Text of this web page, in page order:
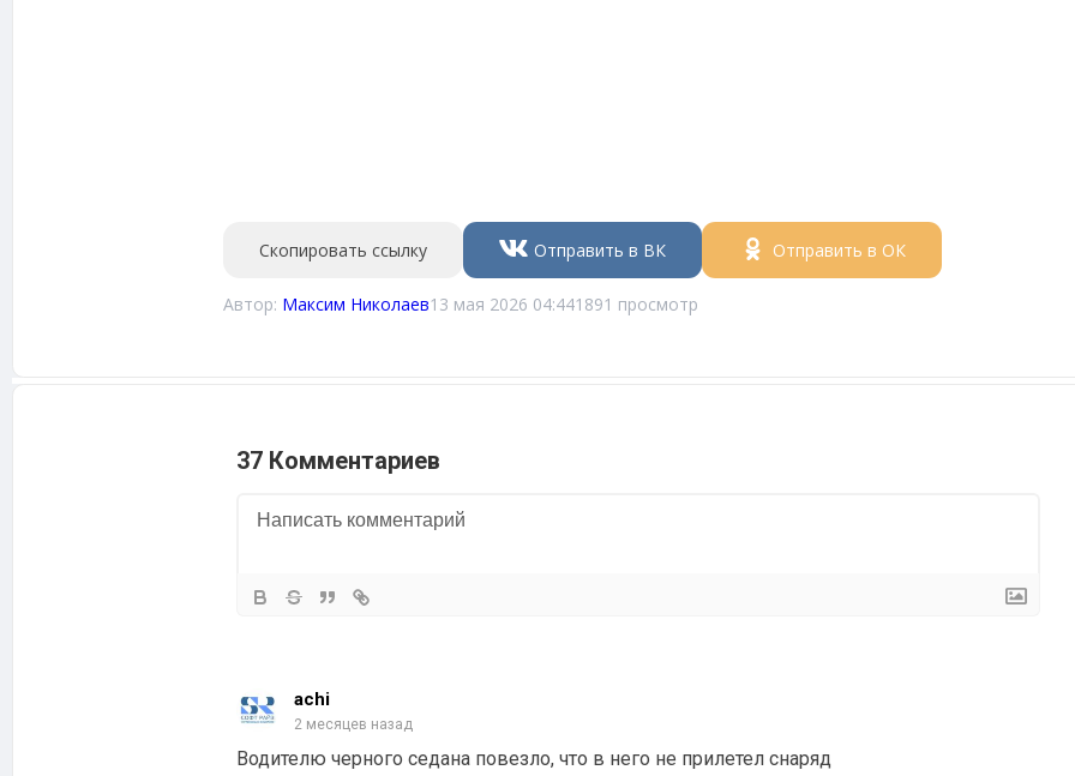
Скопировать ссылку Отправить в ВК Отправить в ОК
Автор: Максим Николаев13 мая 2026 04:441891 просмотр
37 Комментариев
achi
2 месяцев назад
Водителю черного седана повезло, что в него не прилетел снаряд